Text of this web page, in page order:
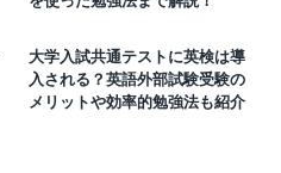
大学入試共通テストに英検は導
入される？英語外部試験受験の
メリットや効率的勉強法も紹介